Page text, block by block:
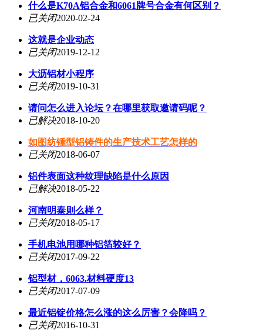
什么是K70A铝合金和6061牌号合金有何区别？
已关闭2020-02-24
这就是企业动态
已关闭2019-12-12
大沥铝材小程序
已关闭2019-10-31
请问怎么进入论坛？在哪里获取邀请码呢？
已解决2018-10-20
如图纺锤型铝铸件的生产技术工艺怎样的
已关闭2018-06-07
铝件表面这种纹理缺陷是什么原因
已解决2018-05-22
河南明泰则么样？
已关闭2018-05-17
手机电池用哪种铝箔较好？
已关闭2017-09-22
铝型材，6063.材料硬度13
已关闭2017-07-09
最近铝锭价格怎么涨的这么厉害？会降吗？
已关闭2016-10-31